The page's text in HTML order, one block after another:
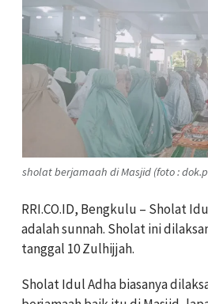
sholat berjamaah di Masjid (foto :
RRI.CO.ID, Bengkulu – Sholat
adalah sunnah. Sholat ini
tanggal 10 Zulhijjah.
Sholat Idul Adha biasanya